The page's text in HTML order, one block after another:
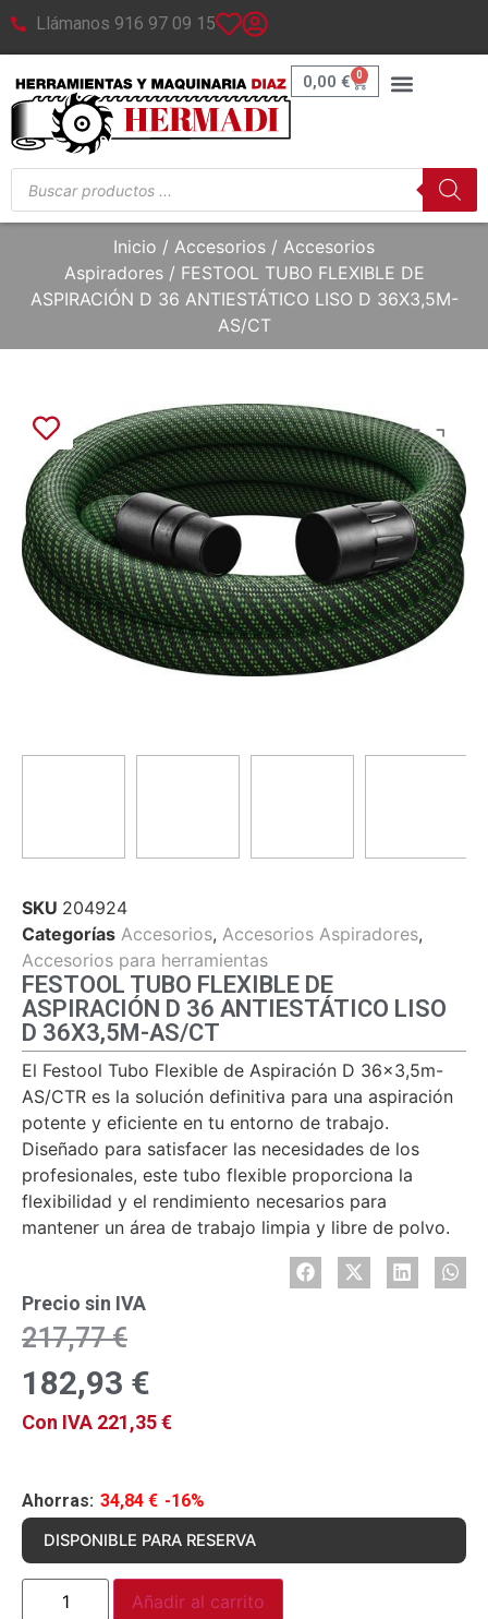
Llámanos 916 97 09 15
0,00 € 0
Inicio / Accesorios / Accesorios
Aspiradores/ FESTOOL TUBO FLEXIBLE DE
ASPIRACIÓN D 36 ANTIESTÁTICO LISO D 36X3,5M-
AS/CT
SKU 204924
Categorías Accesorios, Accesorios Aspiradores,
Accesorios para herramientas
FESTOOL TUBO FLEXIBLE DE
ASPIRACIÓN D 36 ANTIESTÁTICO LISO
D 36X3,5M-AS/CT
El Festool Tubo Flexible de Aspiración D 36×3,5m-
AS/CTR es la solución definitiva para una aspiración
potente y eficiente en tu entorno de trabajo.
Diseñado para satisfacer las necesidades de los
profesionales, este tubo flexible proporciona la
flexibilidad y el rendimiento necesarios para
mantener un área de trabajo limpia y libre de polvo.
Precio sin IVA
217,77€
182,93 €
Con IVA 221,35€
Ahorras: 34,84 € -16%
DISPONIBLE PARA RESERVA
Añadir al carrito